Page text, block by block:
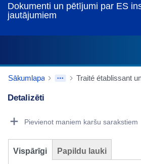
Dokumenti un pētījumi par ES
jautājumiem
Sākumlapa
Detalizēti
Pievienot maniem karšu sarakstiem
Vispārīgi Papildu lauki